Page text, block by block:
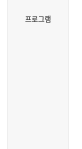
프로그램